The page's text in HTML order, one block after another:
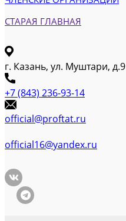
СТАРАЯ ГЛАВНАЯ
г. Казань, ул. Муштари, д.9
+7 (843) 236-93-14
official@proftat.ru
official16@yandex.ru